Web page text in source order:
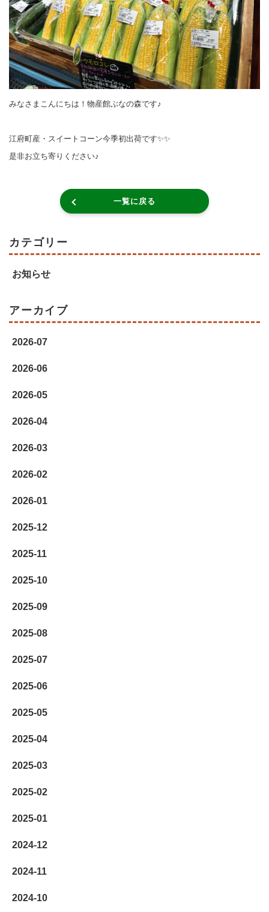
みなさまこんにちは！物産館ぶなの森です♪
江府町産・スイートコーン今季初出荷です✨✨
是非お立ち寄りください♪
一覧に戻る
カテゴリー
お知らせ
アーカイブ
2026-07
2026-06
2026-05
2026-04
2026-03
2026-02
2026-01
2025-12
2025-11
2025-10
2025-09
2025-08
2025-07
2025-06
2025-05
2025-04
2025-03
2025-02
2025-01
2024-12
2024-11
2024-10